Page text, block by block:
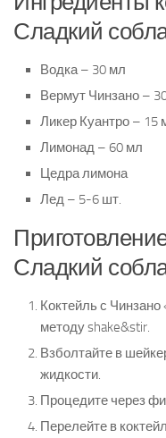
Сладкий
Водка – 30 мл
Вермут Чинзано –
Ликер Куантро – 15
Лимонад – 60 мл
Цедра лимона
Лед – 5-6 шт.
Сладкий
Коктейль с Чинзано
методу shake&stir.
Взболтайте в
жидкости.
Процедите через
Перелейте в